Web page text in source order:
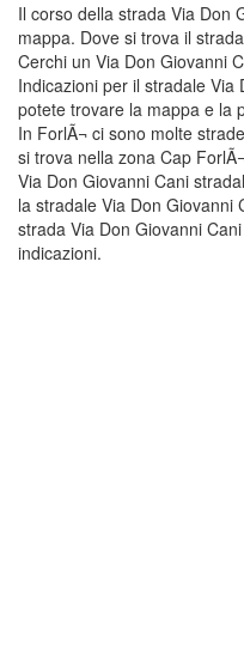
Il corso della strada Via Don
mappa. Dove si trova il
Cerchi un Via Don Giovanni
Indicazioni per il stradale Via
potete trovare la mappa e la
In ForlÃ¬ ci sono molte
si trova nella zona Cap
Via Don Giovanni Cani
la stradale Via Don Giovanni
strada Via Don Giovanni
indicazioni.